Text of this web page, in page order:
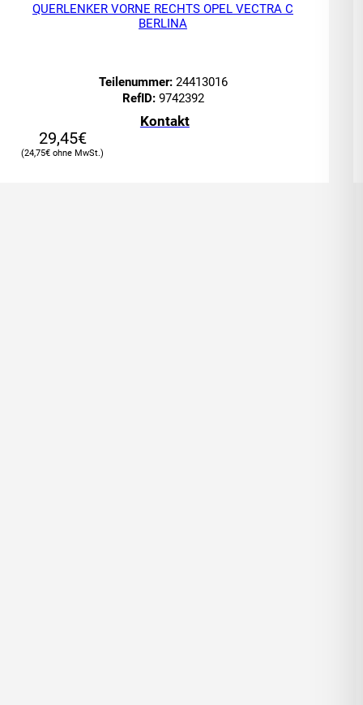
QUERLENKER VORNE RECHTS OPEL VECTRA C
BERLINA
Teilenummer:24413016
RefID:9742392
Kontakt
29,45€
24,75€